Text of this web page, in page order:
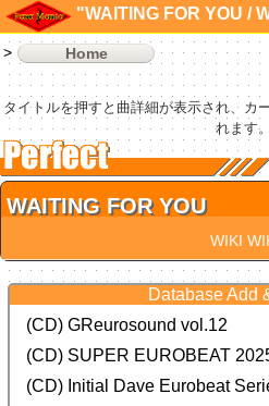
Home
タイトルを押すと曲詳細が表示され、カ
れます
WAITING FOR YOU
WIKI
Database Add
(CD) GReurosound vol.12
(CD) SUPER EUROBEAT
(CD) Initial Dave Eurobeat